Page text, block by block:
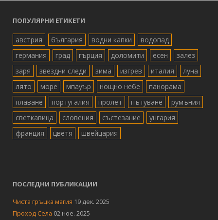
ПОПУЛЯРНИ ЕТИКЕТИ
австрия българия водни капки
водопад
германия
град гърция доломити есен
залез
заря
звездни следи зима изгрев италия
луна
лято
море мпауър нощно небе
панорама
плаване
португалия пролет пътуване
румъния
светкавица
словения състезание
унгария
франция
цветя швейцария
ПОСЛЕДНИ ПУБЛИКАЦИИ
Чиста гръцка магия 19 дек. 2025
Проход Села 02 ное. 2025